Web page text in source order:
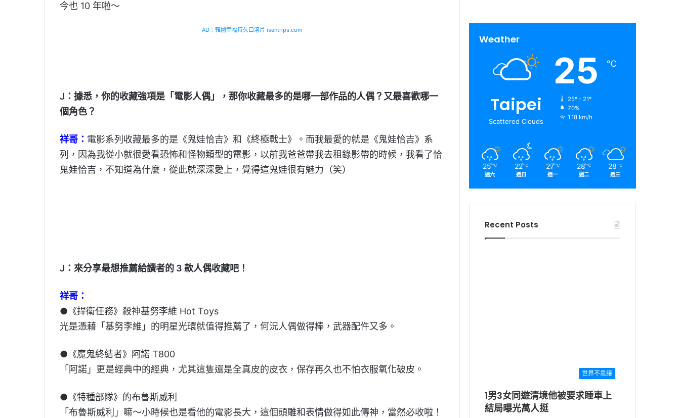
今也 10 年啦～
AD：韓國幸福持久口溶片 isentrips.com
J：據悉，你的收藏強項是「電影人偶」，那你收藏最多的是哪一部作品的人偶？又最喜歡哪一
個角色？
祥哥： 電影系列收藏最多的是《鬼娃恰吉》和《終極戰士》。而我最愛的就是《鬼娃恰吉》系
列，因為我從小就很愛看恐怖和怪物類型的電影，以前我爸爸帶我去租錄影帶的時候，我看了恰
鬼娃恰吉，不知道為什麼，從此就深深愛上，覺得這鬼娃很有魅力（笑）
J：來分享最想推薦給讀者的 3 款人偶收藏吧！
祥哥：
●《捍衛任務》殺神基努李維 Hot Toys
光是憑藉「基努李維」的明星光環就值得推薦了，何況人偶做得棒，武器配件又多。
●《魔鬼終結者》阿諾 T800
「阿諾」更是經典中的經典，尤其這隻還是全真皮的皮衣，保存再久也不怕衣服氧化破皮。
●《特種部隊》的布魯斯威利
「布魯斯威利」嘛～小時候也是看他的電影長大，這個頭雕和表情做得如此傳神，當然必收啦！
Weather
Taipei
Scattered Clouds
25 ℃
25º - 21º
70%
1.18 km/h
25 ℃
週六
22 ℃
週日
27 ℃
週一
28 ℃
週二
28 ℃
週三
Recent Posts
世界不思議
1男3女同遊清境他被要求睡車上
結局曝光萬人挺